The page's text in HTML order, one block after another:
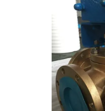
PRIVACY